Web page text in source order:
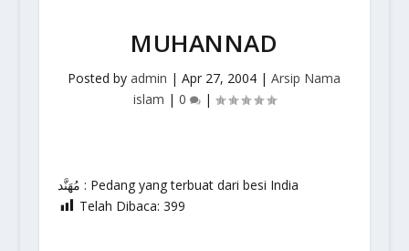
MUHANNAD
Posted byadmin |Apr 27, 2004 |Arsip Nama
islam | 0 |
مُهَنَّد : Pedang yang terbuat dari besi India
Telah Dibaca: 399